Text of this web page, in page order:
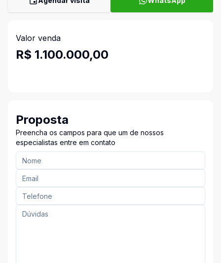
Valor venda
R$ 1.100.000,00
Proposta
Preencha os campos para que um de nossos
especialistas entre em contato